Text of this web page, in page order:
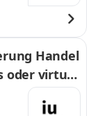
Handel
oder virtuel